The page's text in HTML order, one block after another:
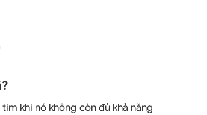
khi nó không còn đủ khả năng